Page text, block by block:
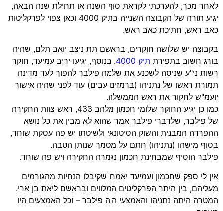
לאחר מכך, להערכתי לקראת סוף השנה או תחילת שנה הבאה,
יגיע תורה של הקבוצה השנייה בתיק 4000 וכאן צפוי לפרקליטות
כאב ראש, חתיכת כאב ראש.
בקבוצה יש שלושה חוקרים, בראשם תת ניצב יואב תלם, שהיה
בורג חשוב בתפירת תיק 4000
. בנוסף, יגיעו יריב עמיעד, חוקר
רשות ני"ע שניסה לשכנע את שלמה פילבר להפוך לעד מדינה
תמורת ראשו של נתניהו (ברמזים עבים) עוד לפני שהיה אישור
יועמ"ש לחקור את ראש הממשלה.
כמו כן יגיע החוקר שלומי חכמון מלהב 433, ראש צוות החקירה
של פילבר, שלדברי פילבר אמר שהוא לא מבין את כל נושא
ההפרדה המבנית והשוק הסיטונאי ולשיטתו יש פה עסקת שוחד,
בסוף מישהו (נתניהו) חתם על מסמך שנותן הטבה.
פילבר הוסיף שמבחינת חכמון נגמרה החקירה ויש פה שוחד.
אין לי ספק שחכמון ועמיעד יאמרו שקיבלו הנחיות מהגורמים
מעליהם, בין היתר הפרקליטים המלווים ובראשם ליאת בן ארי.
המטרה היתה נתניהו והאמצעי היה פילבר – וכל האמצעים היו